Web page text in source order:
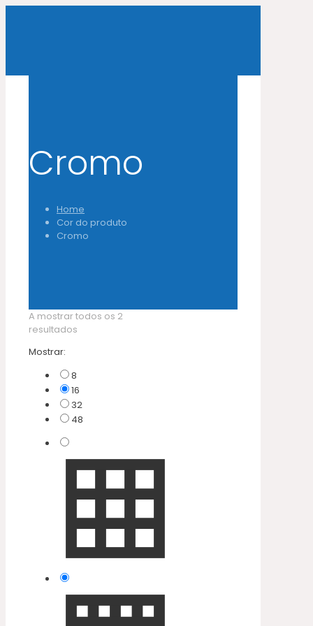
Cromo
Home
Cor do produto
Cromo
A mostrar todos os 2
resultados
Mostrar:
8
16
32
48